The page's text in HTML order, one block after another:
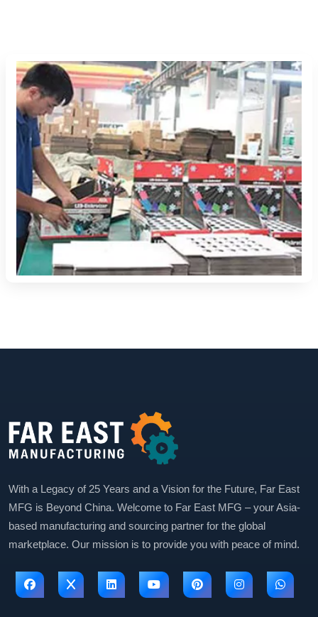
With a Legacy of 25 Years and a Vision for the Future, Far East
MFG is Beyond China. Welcome to Far East MFG – your Asia-
based manufacturing and sourcing partner for the global
marketplace. Our mission is to provide you with peace of mind.